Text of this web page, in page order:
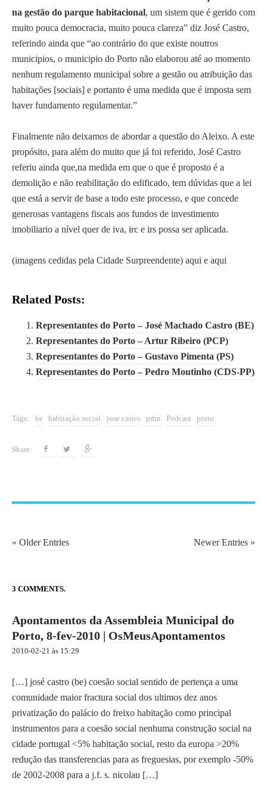
na gestão do parque habitacional, um sistem que é gerido com
muito pouca democracia, muito pouca clareza” diz José Castro,
referindo ainda que “ao contrário do que existe noutros
municipios, o municipio do Porto não elaborou até ao momento
nenhum regulamento municipal sobre a gestão ou atribuição das
habitações [sociais] e portanto é uma medida que é imposta sem
haver fundamento regulamentar.”
Finalmente não deixamos de abordar a questão do Aleixo. A este
propósito, para além do muito que já foi referido, José Castro
referiu ainda que,na medida em que o que é proposto é a
demolição e não reabilitação do edificado, tem dúvidas que a lei
que está a servir de base a todo este processo, e que concede
generosas vantagens fiscais aos fundos de investimento
imobiliario a nível quer de iva, irc e irs possa ser aplicada.
(imagens cedidas pela Cidade Surpreendente) aqui e aqui
Related Posts:
Representantes do Porto – José Machado Castro (BE)
Representantes do Porto – Artur Ribeiro (PCP)
Representantes do Porto – Gustavo Pimenta (PS)
Representantes do Porto – Pedro Moutinho (CDS-PP)
Tags: be habitação social jose castro pdm Podcast porto
Share:
P
t
a
v
i
a
t
i
o
n
« Older Entries Newer Entries »
3 COMMENTS.
Apontamentos da Assembleia Municipal do
Porto, 8-fev-2010 | OsMeusApontamentos
2010-02-21 às 15:29
[…] josé castro (be) coesão social sentido de pertença a uma
comunidade maior fractura social dos ultimos dez anos
privatização do palácio do freixo habitação como principal
instrumentos para a coesão social nenhuma construção social na
cidade portugal <5% habitação social, resto da europa >20%
redução das transferencias para as freguesias, por exemplo -50%
de 2002-2008 para a j.f. s. nicolau […]